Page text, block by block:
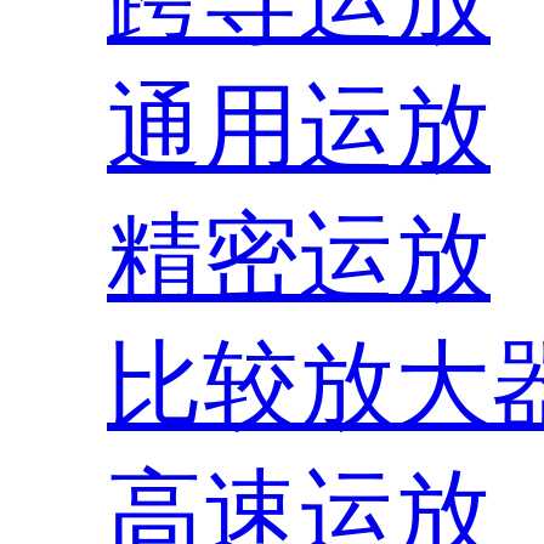
通用运放
精密运放
比较放大
高速运放